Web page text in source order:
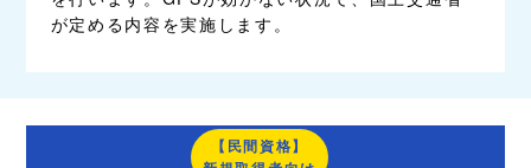
が定める内容を実施します。
【民間資格】